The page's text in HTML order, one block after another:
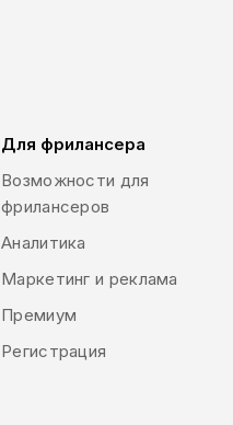
Для фрилансера
Возможности для
фрилансеров
Аналитика
Маркетинг и реклама
Премиум
Регистрация